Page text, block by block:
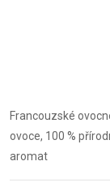
Francouzské
ovoce, 100 %
aromat